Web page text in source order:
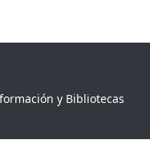
y Bibliotecas